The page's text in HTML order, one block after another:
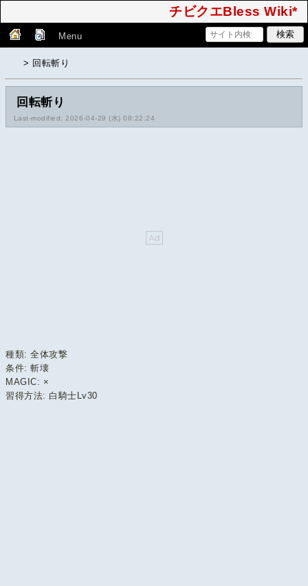
チビクエBless Wiki*
Menu
> 回転斬り
回転斬り
Last-modified: 2026-04-29 (水) 08:22:24
種類: 全体攻撃
条件: 斬壊
MAGIC: ×
習得方法: 白騎士Lv30